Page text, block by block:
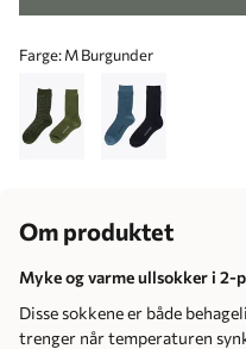
Farge:M Burgunder
Om produktet
Myke og varme ullsokker i 2-
Disse sokkene er både
trenger når temperaturen